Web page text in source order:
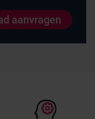
aanvragen